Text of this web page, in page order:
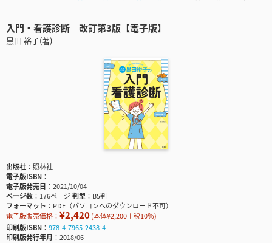
入門・看護診断 改訂第3版【電子版】
黒田 裕子(著)
出版社
照林社
電子版ISBN
電子版発売日
2021/10/04
ページ数
176ページ判型
B5判
フォーマット
PDF（パソコンへのダウンロード不可）
電子版販売価格： ¥2,420(本体¥2,200＋税10％)
印刷版ISBN
978-4-7965-2438-4
印刷版発行年月
2018/06